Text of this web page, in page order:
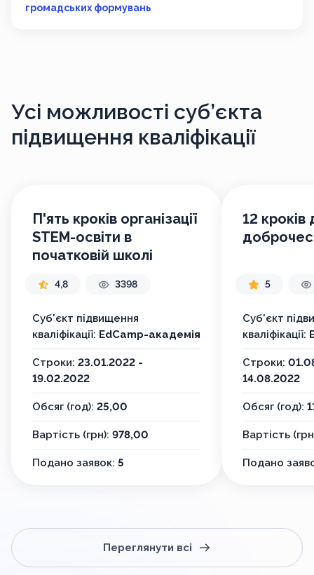
громадських формувань
Усі можливості суб’єкта
підвищення кваліфікації
П'ять кроків організації
STEM-освіти в
початковій школі
4,8 3398
Суб'єкт підвищення
кваліфікації: EdCamp-академія
Строки: 23.01.2022 -
19.02.2022
Обсяг (год): 25,00
Вартість (грн): 978,00
Подано заявок: 5
12 кроків
5
Суб'єкт
кваліфікації:
Строки:
14.08.2022
Обсяг (год):
Вартість
Подано
Переглянути всі